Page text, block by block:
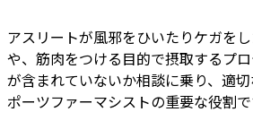
アスリートが風邪をひいたりケガを
や、筋肉をつける目的で摂取するプ
が含まれていないか相談に乗り、適
ポーツファーマシストの重要な役割で